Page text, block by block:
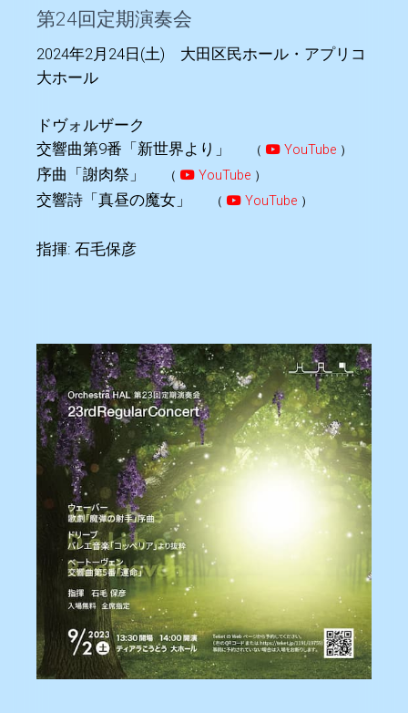
第24回定期演奏会
2024年2月24日(土) 大田区民ホール・アプリコ
大ホール
ドヴォルザーク
交響曲第9番「新世界より」
（ YouTube ）
序曲「謝肉祭」 （ YouTube ）
交響詩「真昼の魔女」 （ YouTube ）
指揮: 石毛保彦